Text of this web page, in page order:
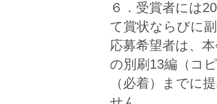
６．受賞者には
て賞状ならびに
応募希望者は、
の別刷13編（コ
（必着）までに